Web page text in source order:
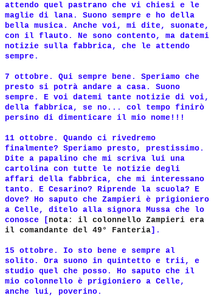
attendo quel pastrano che vi chiesi e le
maglie di lana. Suono sempre e ho della
bella musica. Anche voi, mi dite, suonate,
con il flauto. Ne sono contento, ma datemi
notizie sulla fabbrica, che le attendo
sempre.
7 ottobre. Qui sempre bene. Speriamo che
presto si potrà andare a casa. Suono
sempre. E voi datemi tante notizie di voi,
della fabbrica, se no... col tempo finirò
persino di dimenticare il mio nome!!!
11 ottobre. Quando ci rivedremo
finalmente? Speriamo presto, prestissimo.
Dite a papalino che mi scriva lui una
cartolina con tutte le notizie degli
affari della fabbrica, che mi interessano
tanto. E Cesarino? Riprende la scuola? E
dove? Ho saputo che Zampieri è prigioniero
a Celle, ditelo alla signora Mussa che lo
conosce [nota: il colonnello Zampieri era
il comandante del 49° Fanteria] .
15 ottobre. Io sto bene e sempre al
solito. Ora suono in quintetto e trii, e
studio quel che posso. Ho saputo che il
mio colonnello è prigioniero a Celle,
anche lui, poverino.